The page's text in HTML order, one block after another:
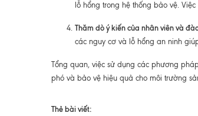
lỗ hổng trong hệ thống bảo vệ.
Thăm dò ý kiến của nhân viên và
các nguy cơ và lỗ hổng an ninh
Tổng quan, việc sử dụng các phương
phó và bảo vệ hiệu quả cho môi trường
Thẻ bài viết: